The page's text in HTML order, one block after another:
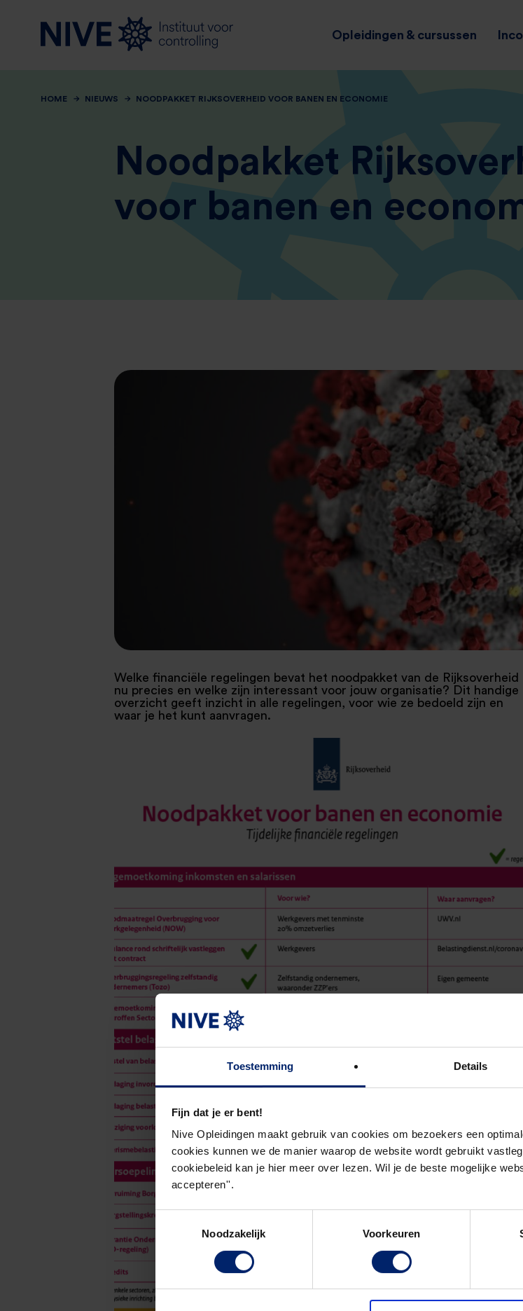
Toestemming Details
Fijn dat je er bent!
Nive Opleidingen maakt gebruik van cookies om bezoekers een
cookies kunnen we de manier waarop de website wordt gebruikt
cookiebeleid kan je hier meer over lezen. Wil je de beste mogelijke
accepteren''.
Toestemmingsselectie
Noodzakelijk
Voorkeuren
Opleidingen & cursussen
HOME NIEUWS NOODPAKKET RIJKSOVERHEID VOOR BANEN EN ECONOMIE
Noodpakket
voor banen en
Welke financiële regelingen bevat het noodpakket van de Rijksoverheid
nu precies en welke zijn interessant voor jouw organisatie? Dit handige
overzicht geeft inzicht in alle regelingen, voor wie ze bedoeld zijn en
waar je het kunt aanvragen.